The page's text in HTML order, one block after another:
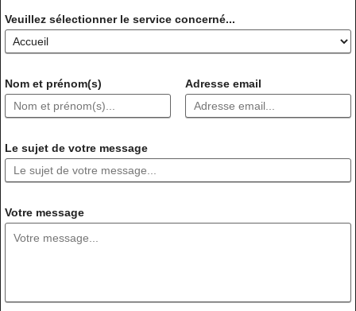
Veuillez sélectionner le service concerné...
Nom et prénom(s) Adresse email
Le sujet de votre message
Votre message